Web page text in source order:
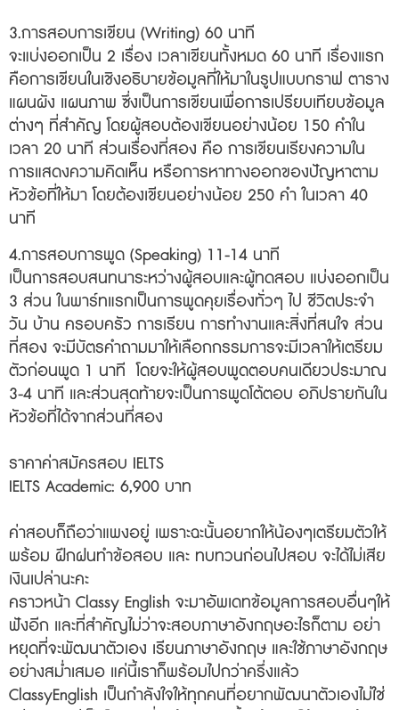
3.การสอบการเขียน (Writing) 60 นาที
จะแบ่งออกเป็น 2 เรื่อง เวลาเขียนทั้งหมด 60 นาที เรื่องแรก
คือการเขียนในเชิงอธิบายข้อมูลที่ให้มาในรูปแบบกราฟ ตาราง
แผนผัง แผนภาพ ซึ่งเป็นการเขียนเพื่อการเปรียบเทียบข้อมูล
ต่างๆ ที่สำคัญ โดยผู้สอบต้องเขียนอย่างน้อย 150 คำใน
เวลา 20 นาที ส่วนเรื่องที่สอง คือ การเขียนเรียงความใน
การแสดงความคิดเห็น หรือการหาทางออกของปัญหาตาม
หัวข้อที่ให้มา โดยต้องเขียนอย่างน้อย 250 คำ ในเวลา 40
นาที
4.การสอบการพูด (Speaking) 11-14 นาที
เป็นการสอบสนทนาระหว่างผู้สอบและผู้ทดสอบ แบ่งออกเป็น
3 ส่วน ในพาร์ทแรกเป็นการพูดคุยเรื่องทั่วๆ ไป ชีวิตประจำ
วัน บ้าน ครอบครัว การเรียน การทำงานและสิ่งที่สนใจ ส่วน
ที่สอง จะมีบัตรคำถามมาให้เลือกกรรมการจะมีเวลาให้เตรียม
ตัวก่อนพูด 1 นาที โดยจะให้ผู้สอบพูดตอบคนเดียวประมาณ
3-4 นาที และส่วนสุดท้ายจะเป็นการพูดโต้ตอบ อภิปรายกันใน
หัวข้อที่ได้จากส่วนที่สอง
ราคาค่าสมัครสอบ IELTS
IELTS Academic: 6,900 บาท
ค่าสอบก็ถือว่าแพงอยู่ เพราะฉะนั้นอยากให้น้องๆเตรียมตัวให้
พร้อม ฝึกฝนทำข้อสอบ และ ทบทวนก่อนไปสอบ จะได้ไม่เสีย
เงินเปล่านะคะ
คราวหน้า Classy English จะมาอัพเดทข้อมูลการสอบอื่นๆให้
ฟังอีก และที่สำคัญไม่ว่าจะสอบภาษาอังกฤษอะไรก็ตาม อย่า
หยุดที่จะพัฒนาตัวเอง เรียนภาษาอังกฤษ และใช้ภาษาอังกฤษ
อย่างสม่ำเสมอ แค่นี้เราก็พร้อมไปกว่าครึ่งแล้ว
ClassyEnglish เป็นกำลังใจให้ทุกคนที่อยากพัฒนาตัวเองไม่ใช่